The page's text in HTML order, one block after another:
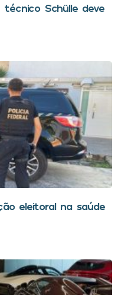
Schülle deve
eleitoral na saúde